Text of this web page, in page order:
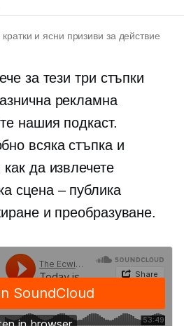
и ясни призиви за действие
за тези три стъпки
рекламна
нашия подкаст.
всяка стъпка и
да извлечете
сцена – публика
и преобразуване.